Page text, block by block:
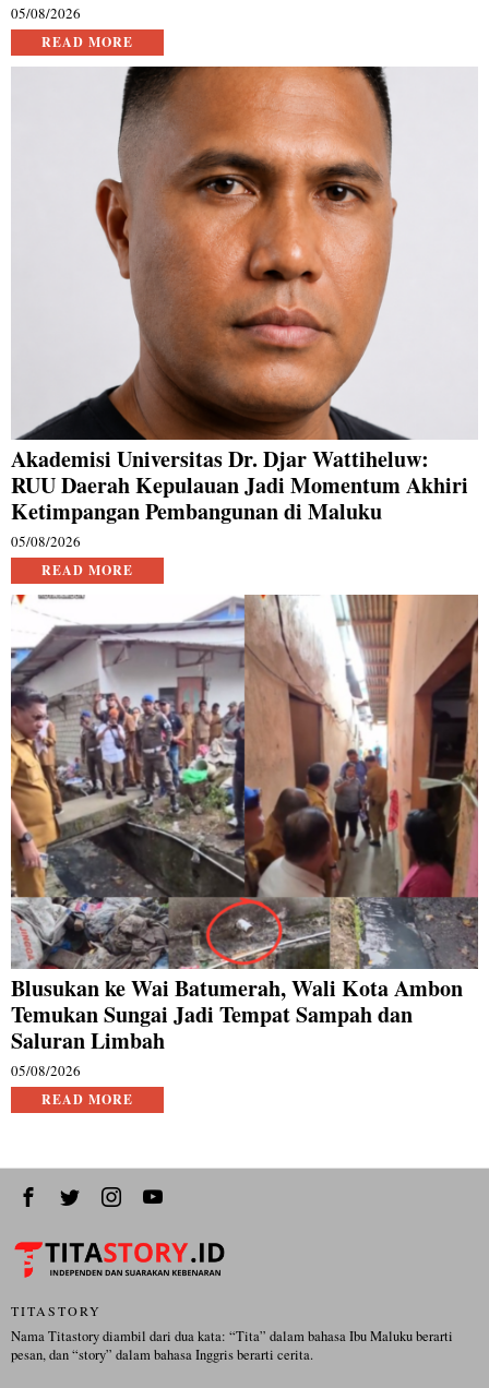
05/08/2026
READ MORE
Akademisi Universitas Dr. Djar Wattiheluw:
RUU Daerah Kepulauan Jadi Momentum Akhiri
Ketimpangan Pembangunan di Maluku
05/08/2026
READ MORE
Blusukan ke Wai Batumerah, Wali Kota Ambon
Temukan Sungai Jadi Tempat Sampah dan
Saluran Limbah
05/08/2026
READ MORE
TITASTORY
Nama Titastory diambil dari dua kata: “Tita” dalam bahasa Ibu Maluku berarti
pesan, dan “story” dalam bahasa Inggris berarti cerita.